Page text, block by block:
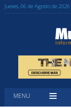
Jueves, 06 de Agosto de 2026
MENU